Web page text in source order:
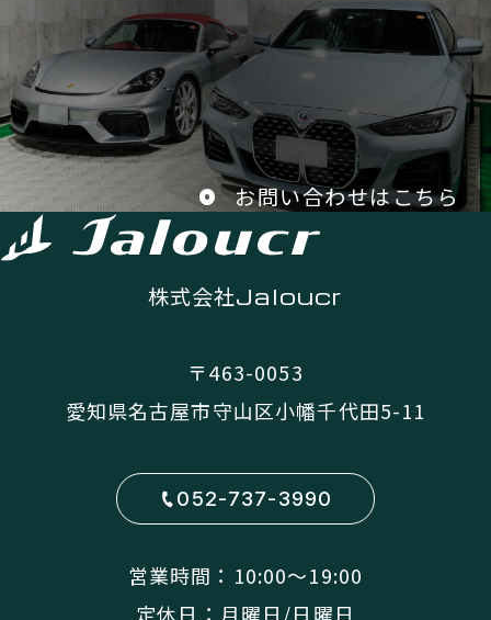
お問い合わせはこちら
株式会社Jaloucr
〒463-0053
愛知県名古屋市守山区小幡千代田5-11
052-737-3990
営業時間：10:00〜19:00
定休日：月曜日/日曜日